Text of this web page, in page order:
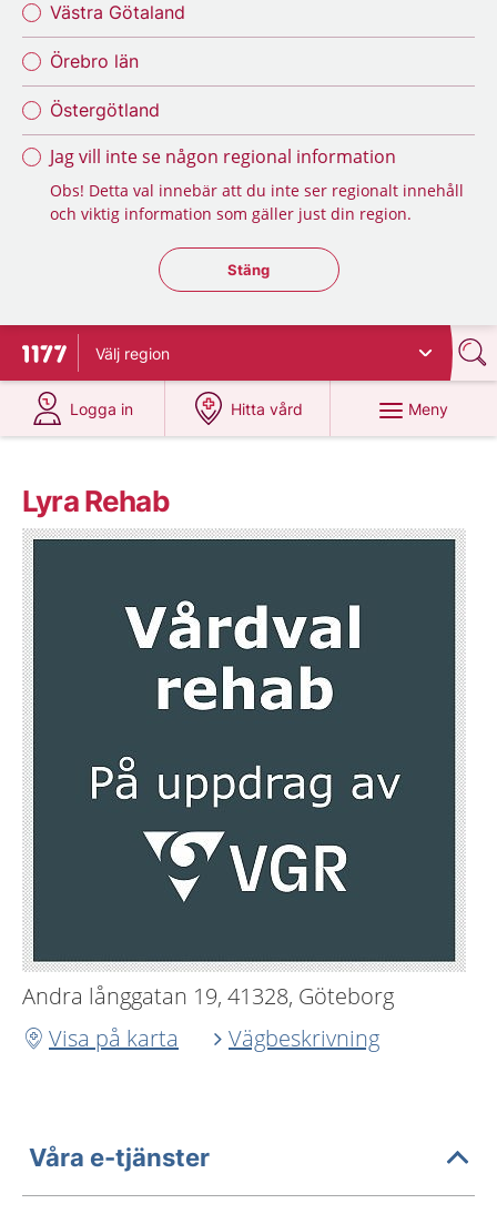
Västra Götaland
Örebro län
Östergötland
Jag vill inte se någon regional information
Obs! Detta val innebär att du inte ser regionalt innehåll
och viktig information som gäller just din region.
Stäng regionsväljaren
Stäng
Till startsidan för 1177
Välj region
Logga in
på 1177.se
Hitta vård
på 1177.se
Meny
Lyra Rehab
Andra långgatan 19, 41328, Göteborg
Visa på karta
Vägbeskrivning
Våra e-tjänster